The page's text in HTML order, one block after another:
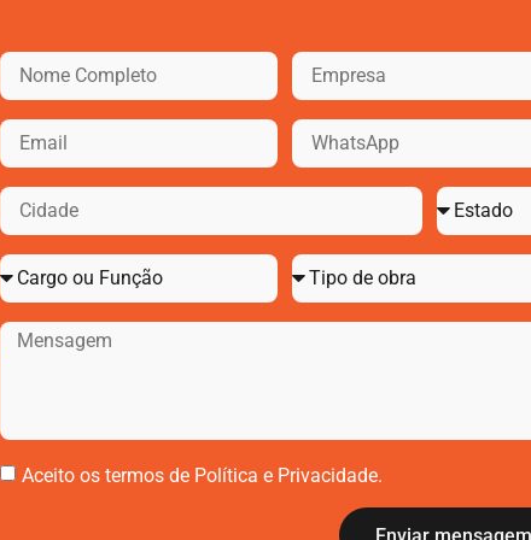
Aceito os termos de Política e Privacidade.